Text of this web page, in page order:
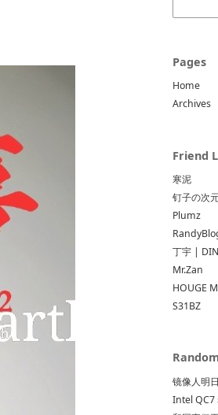
Pages
Home
Archives
Friend
寒泥
钉子の次
Plumz
丁宇 |
Mr.Zan
HOUGE
S31BZ
镜像人明
Intel QC7